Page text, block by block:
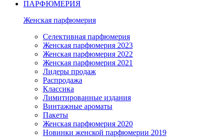
ПАРФЮМЕРИЯ
Женская парфюмерия
Селективная парфюмерия
Женская парфюмерия 2023
Женская парфюмерия 2022
Женская парфюмерия 2021
Лидеры продаж
Распродажа
Классика
Лимитированные издания
Винтажные ароматы
Пакеты
Женская парфюмерия 2020
Новинки женской парфюмерии 2019